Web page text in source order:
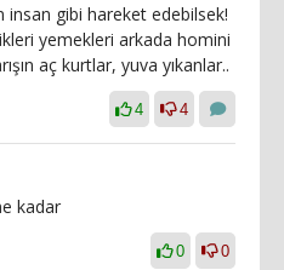
gibi hareket edebilsek!
yemekleri arkada homini
aç kurtlar, yuva yıkanlar..
4 4
kadar
0 0